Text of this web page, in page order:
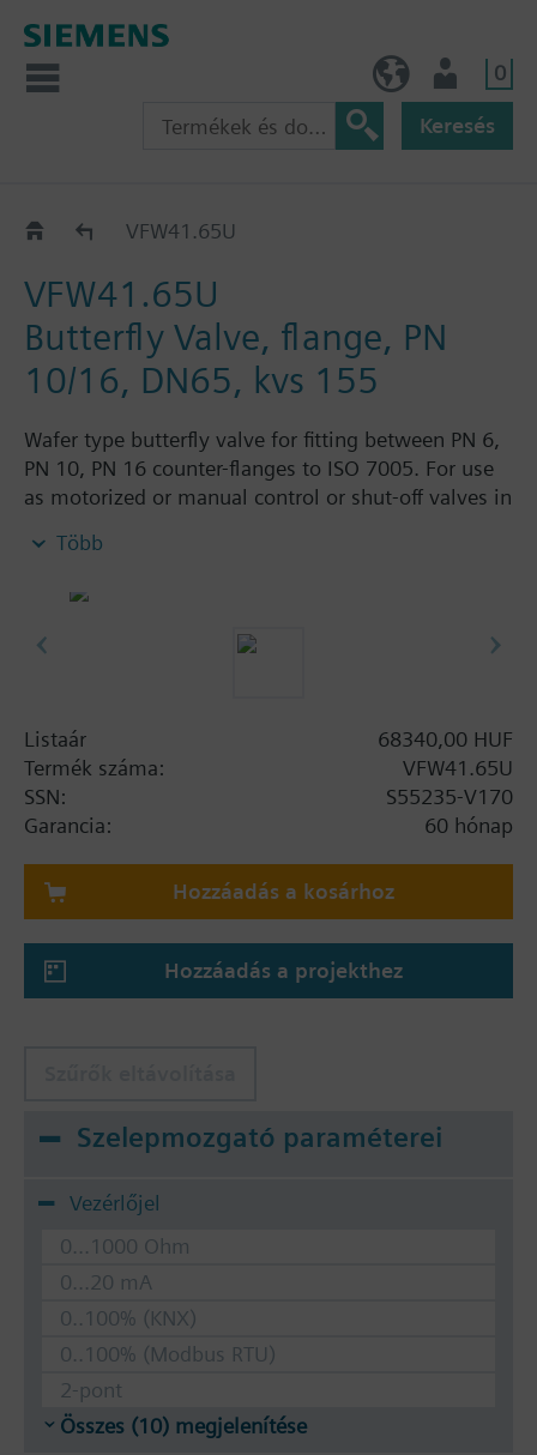
0
Keresés
VFW41..UVFW41.65U
VFW41.65U
Butterfly Valve, flange, PN
10/16, DN65, kvs 155
Wafer type butterfly valve for fitting between PN 6,
PN 10, PN 16 counter-flanges to ISO 7005. For use
as motorized or manual control or shut-off valves in
In open and closed circuits.
Több
Listaár
68340,00 HUF
Termék száma:
VFW41.65U
SSN:
S55235-V170
Garancia:
60 hónap
Hozzáadás a kosárhoz
Hozzáadás a projekthez
Szelepmozgató paraméterei
Vezérlőjel
0...1000 Ohm
0...20 mA
0..100% (KNX)
0..100% (Modbus RTU)
2-pont
Összes (10) megjelenítése